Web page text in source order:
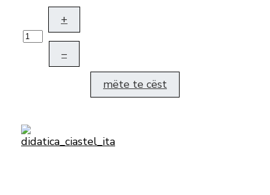
+
–
mëte te cëst